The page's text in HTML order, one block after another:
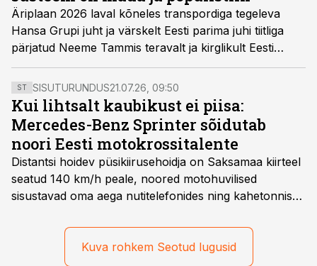
Äriplaan 2026 laval kõneles transpordiga tegeleva
Hansa Grupi juht ja värskelt Eesti parima juhi tiitliga
pärjatud Neeme Tammis teravalt ja kirglikult Eesti
ühistranspordi seisust. Tema sõnum oli selge: süsteem
on killustunud, poliitikute poolt manipuleeritav ja
reisijakeskne lähenemine puudub.
ST SISUTURUNDUS21.07.26, 09:50
Kui lihtsalt kaubikust ei piisa:
Mercedes-Benz Sprinter sõidutab
noori Eesti motokrossitalente
Distantsi hoidev püsikiirusehoidja on Saksamaa kiirteel
seatud 140 km/h peale, noored motohuvilised
sisustavad oma aega nutitelefonides ning kahetonnises
varustusega. Õige pea on Prantsusmaal, Romagnes
algamas juuniorite motokrossi
Kuva rohkem Seotud lugusid